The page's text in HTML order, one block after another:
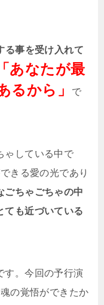
る事を受け入れて
「あなたが最
るから」
で
ゃしている中で
きる愛の光であり
ごちゃごちゃの中
ても近づいている
す。今回の予行演
の覚悟ができたか